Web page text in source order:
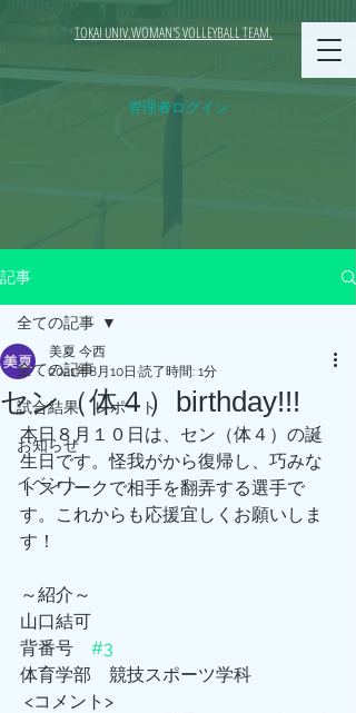
TOKAI UNIV.WOMAN'S VOLLEYBALL TEAM.
管理者ログイン
記事
全ての記事
試合結果、レポート
お知らせ
イベント
全ての記事
セン（体４）birthday!!!
美夏 今西
2021年8月10日 読了時間: 1分
本日８月１０日は、セン（体４）の誕
生日です。怪我がから復帰し、巧みな
トスワークで相手を翻弄する選手で
す。これからも応援宜しくお願いしま
す！
～紹介～
山口結可
背番号 #3
体育学部　競技スポーツ学科
<コメント>